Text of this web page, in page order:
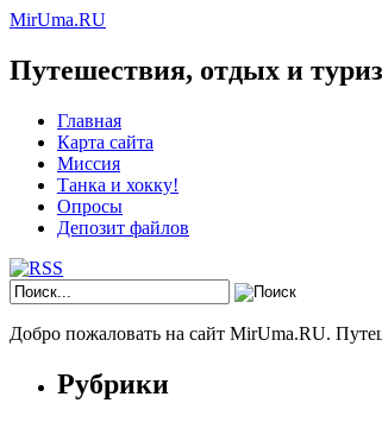
MirUma.RU
Путешествия, отдых и
Главная
Карта сайта
Миссия
Танка и хокку!
Опросы
Депозит файлов
Добро пожаловать на сайт MirUma.RU.
Рубрики